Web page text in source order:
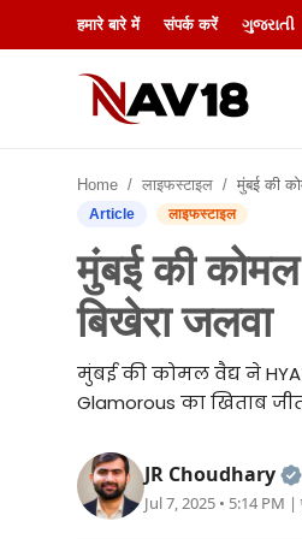
हमारे बारे में संपर्क करें ગુજરાતી
लाइफस्टाइल
Home लाइफस्टाइल मुंबई की कोमल
Article लाइफस्टाइल
मुंबई की
बिखेरा जलवा
मुंबई की कोमल वैद्य ने
Glamorous का खिताब
JR Choudhary
Jul 7, 2025 • 5:14 PM |